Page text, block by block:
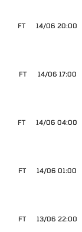
14/06 20:00
FT
14/06 17:00
FT
14/06 04:00
FT
14/06 01:00
FT
13/06 22:00
FT